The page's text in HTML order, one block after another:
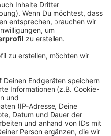
11:36
es ab heute wieder eine
Im Kreis Euskirchen
Menschen
haben sich vorher
Fragen zu Alter,